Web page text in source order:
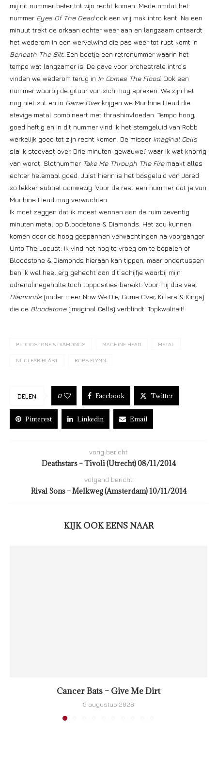
mij dit nummer beter tot zijn recht komen. Mede omdat het
nummer Eyes Of The Deadook een vrij mak intro kent. Na een
minuut trekt de orkaan echter weer aan en langzaam ontaardt
het wederom in een wervelwind die pas weer tot rust komt in
Beneath The Silt. Een beetje een retronummer waarin het
tempo wat langzamer is. De gave voor orchestrale intro’s
vinden we wederom terug in In Comes The Flood. Ook een
nummer waarbij de gitaar van zich mag spreken. We zijn het
nog niet zat en in Game Overkrijgen we Machine Head die
stevige metal combineert met thrashinvloeden. Tempo hoog,
goed heftig en in dit nummer vind ik het stemgeluid van Robb
werkelijk goed tot zijn recht komen. De misser Imaginal Cells
sla ik steevast over. Drie minuten ‘gewauwel’ waar ik wat knorrig
van wordt. Slotnummer Take Me Through The Firemaakt alles
echter helemaal goed. Juist hierin is het basgeluid van Jared
zo lekker subtiel aanwezig. Voor de rest een nummer dat je van
Machine Head mag verwachten.
Ik moet zeggen dat ik moest wennen aan de ruim zeventig
minuten metal op Bloodstone & Diamonds. Het zou kunnen
komen door de hoog gespannen verwachtingen na voorganger
Unto The Locust. Ik vind het nog te vroeg om te bepalen of
Bloodstone & Diamonds hieraan kan tippen, maar ondertussen
ben ik wel heel erg gehecht aan dit schijfje waarbij mijn
adrenalinegehalte toch topposities bereikt. Voor mij dus veel
Diamonds (onder meer Now We Die, Game Over, Killers & Kings)
die de Bloodstone (Imaginal Cells) verblindt. Topkwaliteit!
BLOODSTONE & DIAMONDS MACHINE HEAD METAL
NUCLEAR BLAST ROBB FLYNN
DELEN 0 Facebook Twitter
Pinterest Linkedin Email
vorig bericht
Deathstars – Tivoli (Utrecht) 08/11/2014
volgend bericht
Rival Sons – Melkweg (Amsterdam) 10/11/2014
KIJK OOK EENS NAAR
Cancer Bats – Give Me Dirt
5 augustus 2026